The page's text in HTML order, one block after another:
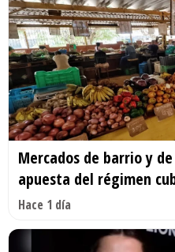
Mercados de barrio y
apuesta del régimen
Hace 1 día